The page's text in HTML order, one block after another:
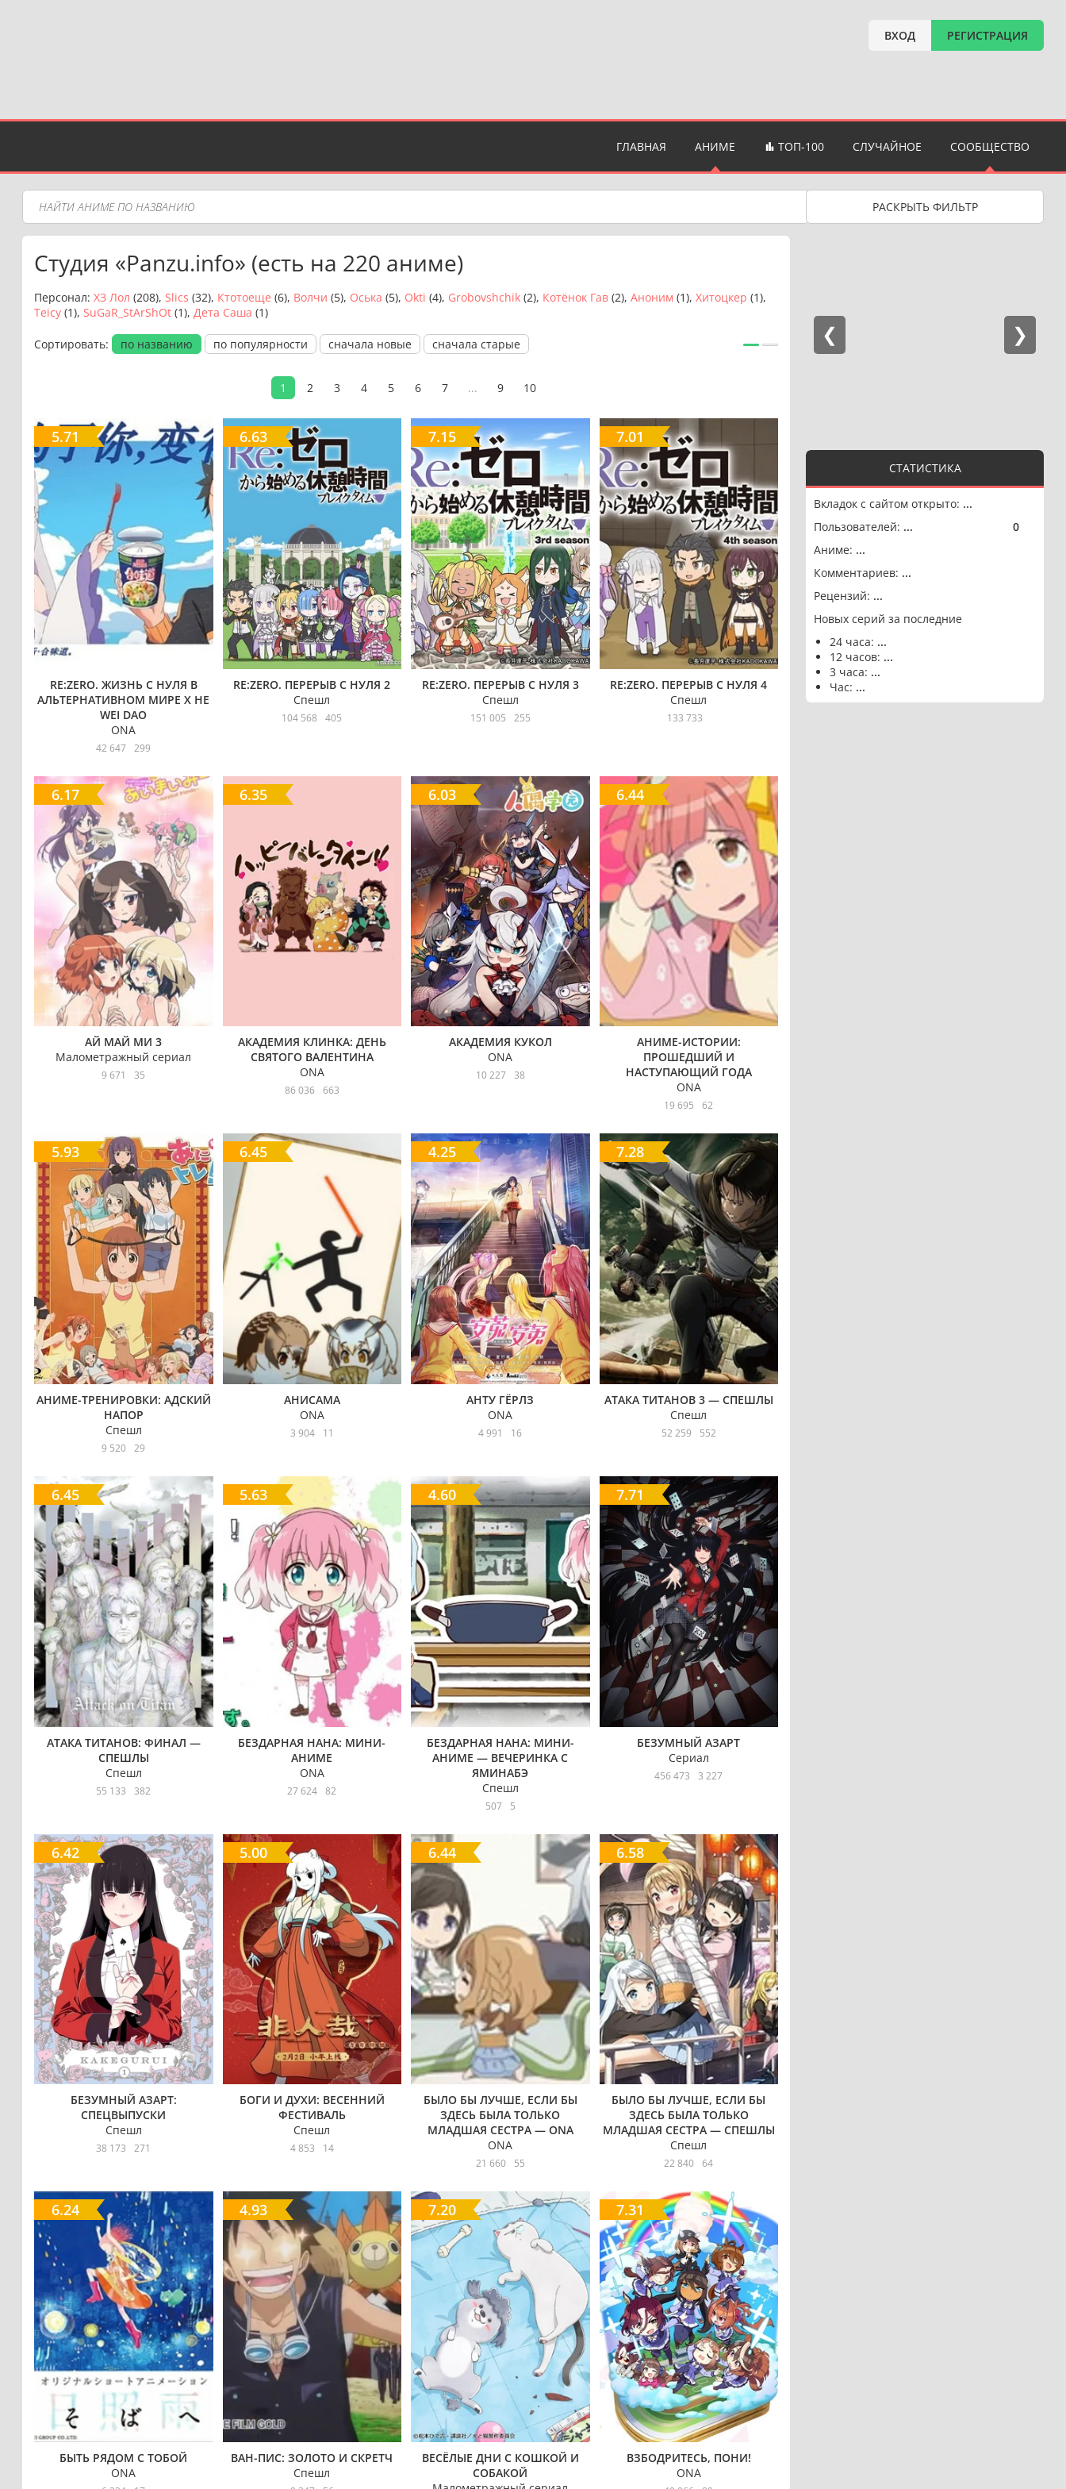
ВХОД РЕГИСТРАЦИЯ
ГЛАВНАЯ АНИМЕ ТОП-100 СЛУЧАЙНОЕ СООБЩЕСТВО
РАСКРЫТЬ ФИЛЬТР
СТАТИСТИКА
Вкладок с сайтом открыто: ...
Пользователей: ... 0
Аниме: ...
Комментариев: ...
Рецензий: ...
Новых серий за последние
24 часа: ...
12 часов: ...
3 часа: ...
Час: ...
Студия «Panzu.info» (есть на 220 аниме)
Персонал: ХЗ Лол (208), Slics (32), Ктотоеще (6), Волчи (5), Оська (5), Okti (4), Grobovshchik (2), Котёнок Гав (2), Аноним (1), Хитоцкер (1),
Teicy (1), SuGaR_StArShOt (1), Дета Саша (1)
Сортировать: по названию по популярности сначала новые сначала старые
1 2 3 4 5 6 7 ... 9 10
5.71
RE:ZERO. ЖИЗНЬ С НУЛЯ В
АЛЬТЕРНАТИВНОМ МИРЕ X HE
WEI DAO
ONA
42 647 299
6.63
RE:ZERO. ПЕРЕРЫВ С НУЛЯ 2
Спешл
104 568 405
7.15
RE:ZERO. ПЕРЕРЫВ С НУЛЯ 3
Спешл
151 005 255
7.01
RE:ZERO. ПЕРЕРЫВ С НУЛЯ 4
Спешл
133 733
6.17
АЙ МАЙ МИ 3
Малометражный сериал
9 671 35
6.35
АКАДЕМИЯ КЛИНКА: ДЕНЬ
СВЯТОГО ВАЛЕНТИНА
ONA
86 036 663
6.03
АКАДЕМИЯ КУКОЛ
ONA
10 227 38
6.44
АНИМЕ-ИСТОРИИ:
ПРОШЕДШИЙ И
НАСТУПАЮЩИЙ ГОДА
ONA
19 695 62
5.93
АНИМЕ-ТРЕНИРОВКИ: АДСКИЙ
НАПОР
Спешл
9 520 29
6.45
АНИСАМА
ONA
3 904 11
4.25
АНТУ ГЁРЛЗ
ONA
4 991 16
7.28
АТАКА ТИТАНОВ 3 — СПЕШЛЫ
Спешл
52 259 552
6.45
АТАКА ТИТАНОВ: ФИНАЛ —
СПЕШЛЫ
Спешл
55 133 382
5.63
БЕЗДАРНАЯ НАНА: МИНИ-
АНИМЕ
ONA
27 624 82
4.60
БЕЗДАРНАЯ НАНА: МИНИ-
АНИМЕ — ВЕЧЕРИНКА С
ЯМИНАБЭ
Спешл
507 5
7.71
БЕЗУМНЫЙ АЗАРТ
Сериал
456 473 3 227
6.42
БЕЗУМНЫЙ АЗАРТ:
СПЕЦВЫПУСКИ
Спешл
38 173 271
5.00
БОГИ И ДУХИ: ВЕСЕННИЙ
ФЕСТИВАЛЬ
Спешл
4 853 14
6.44
БЫЛО БЫ ЛУЧШЕ, ЕСЛИ БЫ
ЗДЕСЬ БЫЛА ТОЛЬКО
МЛАДШАЯ СЕСТРА — ONA
ONA
21 660 55
6.58
БЫЛО БЫ ЛУЧШЕ, ЕСЛИ БЫ
ЗДЕСЬ БЫЛА ТОЛЬКО
МЛАДШАЯ СЕСТРА — СПЕШЛЫ
Спешл
22 840 64
6.24
БЫТЬ РЯДОМ С ТОБОЙ
ONA
4.93
ВАН-ПИС: ЗОЛОТО И СКРЕТЧ
Спешл
7.20
ВЕСЁЛЫЕ ДНИ С КОШКОЙ И
СОБАКОЙ
7.31
ВЗБОДРИТЕСЬ, ПОНИ!
ONA